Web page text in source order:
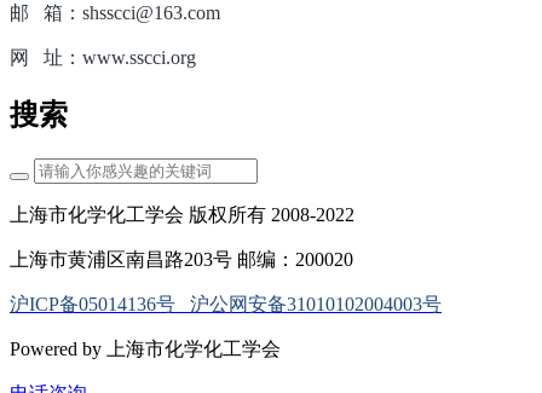
邮 箱：shsscci@163.com
网 址：www.sscci.org
搜索
上海市化学化工学会 版权所有 2008-2022
上海市黄浦区南昌路203号 邮编：200020
沪ICP备05014136号 沪公网安备31010102004003号
Powered by 上海市化学化工学会